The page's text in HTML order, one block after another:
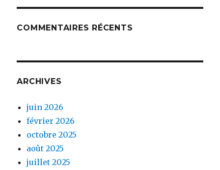
COMMENTAIRES RÉCENTS
ARCHIVES
juin 2026
février 2026
octobre 2025
août 2025
juillet 2025